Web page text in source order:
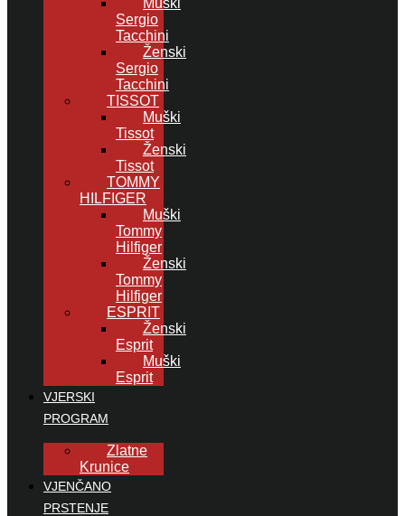
Muški
Sergio
Tacchini
Ženski
Sergio
Tacchini
TISSOT
Muški
Tissot
Ženski
Tissot
TOMMY
HILFIGER
Muški
Tommy
Hilfiger
Ženski
Tommy
Hilfiger
ESPRIT
Ženski
Esprit
Muški
Esprit
VJERSKI
PROGRAM
Zlatne
Krunice
VJENČANO
PRSTENJE